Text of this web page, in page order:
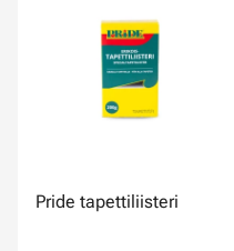
Pride tapettiliisteri